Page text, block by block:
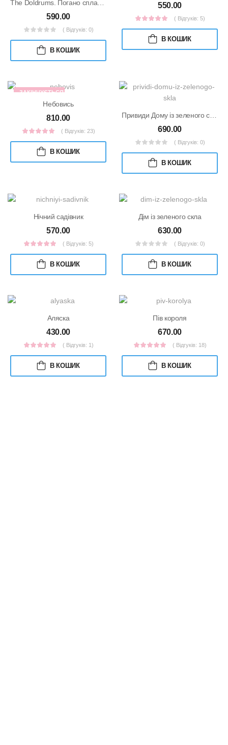
590.00
( Відгуків: 0)
В КОШИК
550.00
( Відгуків: 5)
В КОШИК
ЗАКІНЧУЄТЬСЯ
Небовись
810.00
( Відгуків: 23)
В КОШИК
Привиди Дому із зеленого скла
690.00
( Відгуків: 0)
В КОШИК
Нічний садівник
570.00
( Відгуків: 5)
В КОШИК
Дім із зеленого скла
630.00
( Відгуків: 0)
В КОШИК
Аляска
430.00
( Відгуків: 1)
В КОШИК
Пів короля
670.00
( Відгуків: 18)
В КОШИК